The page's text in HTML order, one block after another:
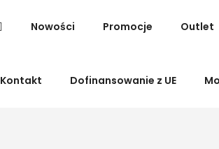
Nowości Promocje Outlet
Kontakt Dofinansowanie z UE